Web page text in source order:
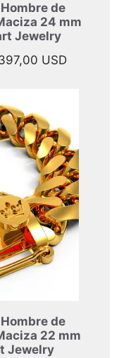
de
24 mm
Jewelry
USDRango
40.897,00
hasta
52.397,00
de
22 mm
Jewelry